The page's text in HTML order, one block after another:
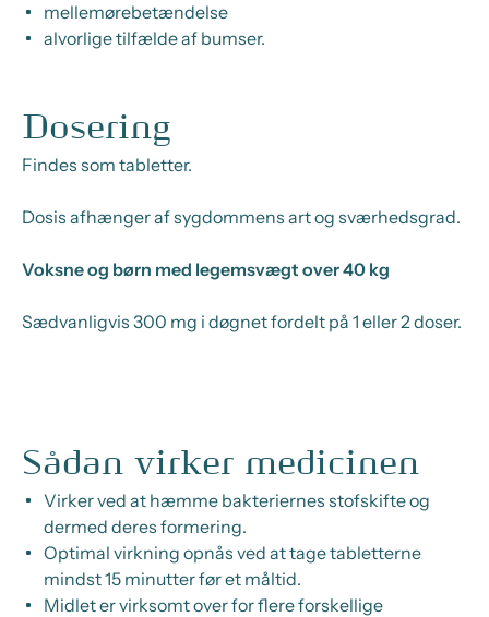
mellemørebetændelse
alvorlige tilfælde af bumser.
Dosering
Findes som tabletter.
Dosis afhænger af sygdommens art og sværhedsgrad.
Voksne og børn med legemsvægt over 40 kg
Sædvanligvis 300 mg i døgnet fordelt på 1 eller 2 doser.
Sådan virker medicinen
Virker ved at hæmme bakteriernes stofskifte og
dermed deres formering.
Optimal virkning opnås ved at tage tabletterne
mindst 15 minutter før et måltid.
Midlet er virksomt over for flere forskellige